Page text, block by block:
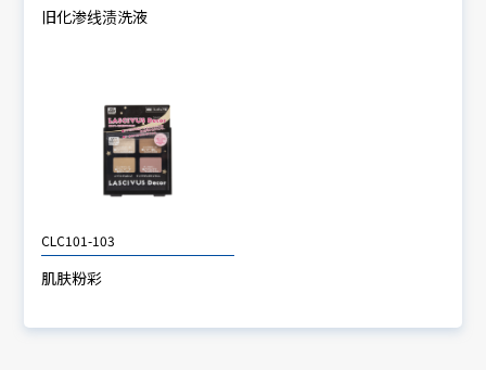
旧化渗线渍洗液
CLC101-103
肌肤粉彩